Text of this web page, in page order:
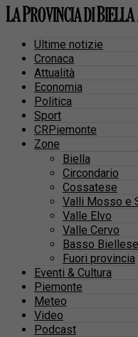
Ultime notizie
Cronaca
Attualità
Economia
Politica
Sport
CRPiemonte
Zone
Biella
Circondario
Cossatese
Valli Mosso e
Valle Elvo
Valle Cervo
Basso Biellese
Fuori provincia
Eventi & Cultura
Piemonte
Meteo
Video
Podcast